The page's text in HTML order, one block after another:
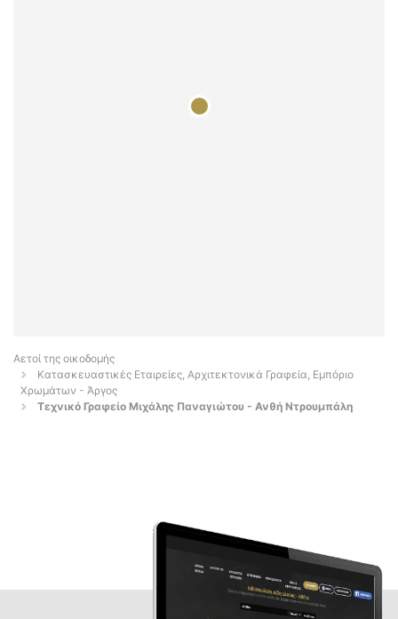
Αετοί της οικοδομής
Κατασκευαστικές Εταιρείες, Αρχιτεκτονικά Γραφεία, Εμπόριο
Χρωμάτων - Άργος
Τεχνικό Γραφείο Μιχάλης Παναγιώτου - Ανθή Ντρουμπάλη